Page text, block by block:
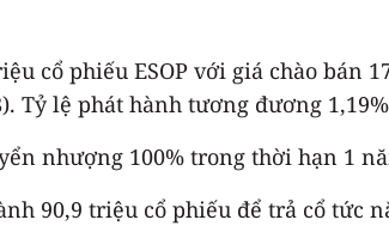
cổ phiếu ESOP với giá chào bán
Tỷ lệ phát hành tương đương
nhượng 100% trong thời hạn 1
90,9 triệu cổ phiếu để trả cổ tức